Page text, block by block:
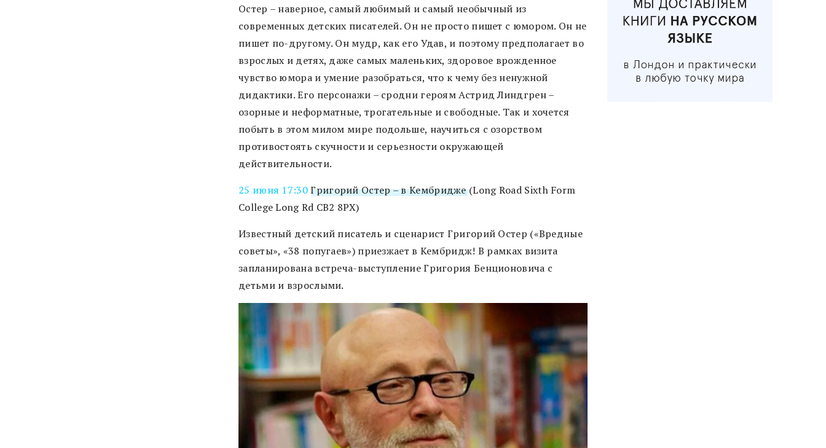
Остер – наверное, самый любимый и самый необычный из
современных детских писателей. Он не просто пишет с юмором. Он не
пишет по-другому. Он мудр, как его Удав, и поэтому предполагает во
взрослых и детях, даже самых маленьких, здоровое врожденное
чувство юмора и умение разобраться, что к чему без ненужной
дидактики. Его персонажи – сродни героям Астрид Линдгрен –
озорные и неформатные, трогательные и свободные. Так и хочется
побыть в этом милом мире подольше, научиться с озорством
противостоять скучности и серьезности окружающей
действительности.
25 июня 17:30Григорий Остер – в Кембридже(Long Road Sixth Form
College Long Rd CB2 8PX)
Известный детский писатель и сценарист Григорий Остер («Вредные
советы», «38 попугаев») приезжает в Кембридж! В рамках визита
запланирована встреча-выступление Григория Бенционовича с
детьми и взрослыми.